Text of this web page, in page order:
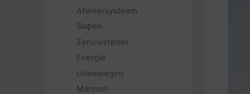
Afweersysteem
Slapen
Zenuwstelsel
Energie
Urinewegen
Mannen